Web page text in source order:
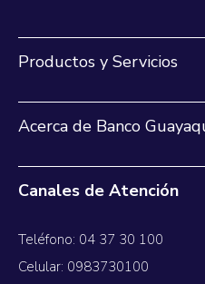
Productos y Servicios
Acerca de Banco
Canales de Atención
Teléfono: 04 37 30 100
Celular: 0983730100